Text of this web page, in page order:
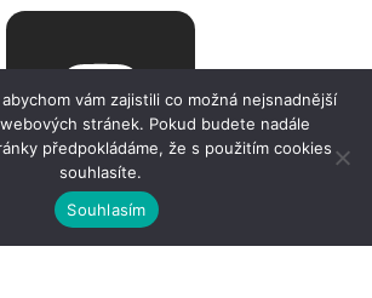
vám zajistili co možná nejsnadnější
stránek. Pokud budete nadále
předpokládáme, že s použitím cookies
souhlasíte.
Souhlasím